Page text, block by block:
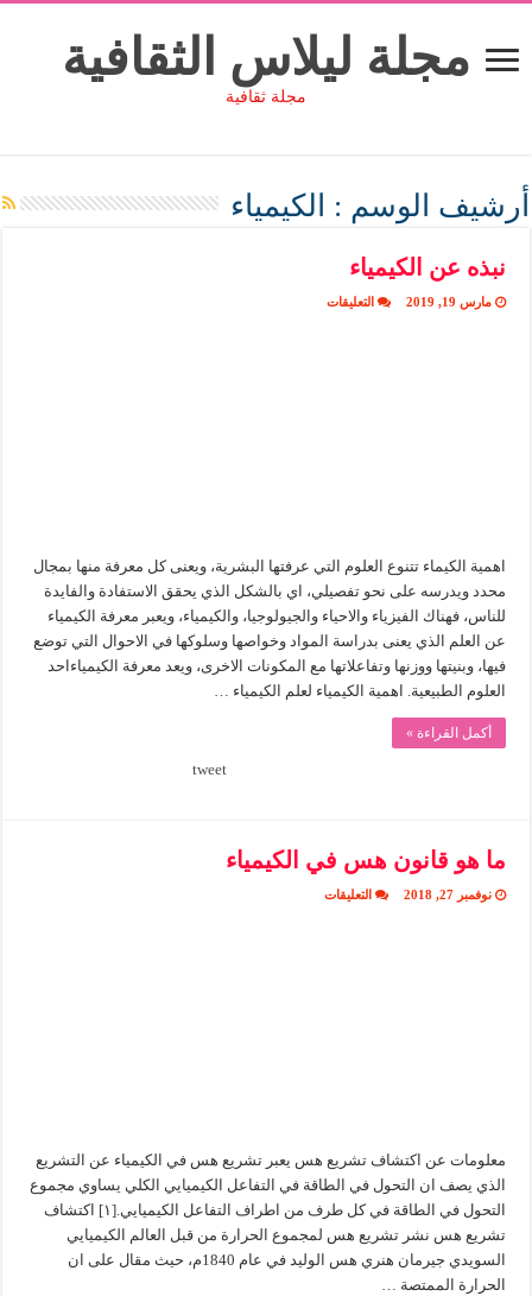
مجلة ليلاس الثقافية
مجلة ثقافية
أرشيف الوسم : الكيمياء
نبذه عن الكيمياء
مارس 19, 2019 التعليقاتعلى
اهمية الكيماء تتنوع العلوم التي عرفتها البشرية، ويعنى كل معرفة منها بمجال
محدد ويدرسه على نحو تفصيلي، اي بالشكل الذي يحقق الاستفادة والفايدة
للناس، فهناك الفيزياء والاحياء والجيولوجيا، والكيمياء، ويعبر معرفة الكيمياء
عن العلم الذي يعنى بدراسة المواد وخواصها وسلوكها في الاحوال التي توضع
فيها، وبنيتها ووزنها وتفاعلاتها مع المكونات الاخرى، ويعد معرفة الكيمياءاحد
العلوم الطبيعية. اهمية الكيمياء لعلم الكيمياء …
أكمل القراءة »
tweet
ما هو قانون هس في الكيمياء
نوفمبر 27, 2018 التعليقاتعلى
معلومات عن اكتشاف تشريع هس يعبر تشريع هس في الكيمياء عن التشريع
الذي يصف ان التحول في الطاقة في التفاعل الكيميايي الكلي يساوي مجموع
التحول في الطاقة في كل طرف من اطراف التفاعل الكيميايي.[١] اكتشاف
تشريع هس نشر تشريع هس لمجموع الحرارة من قبل العالم الكيميايي
السويدي جيرمان هنري هس الوليد في عام 1840م، حيث مقال على ان
الحرارة الممتصة …